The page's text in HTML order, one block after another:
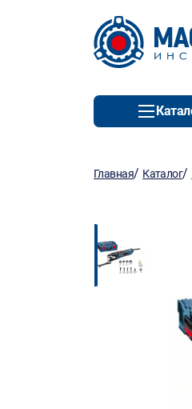
Главная/ Каталог/